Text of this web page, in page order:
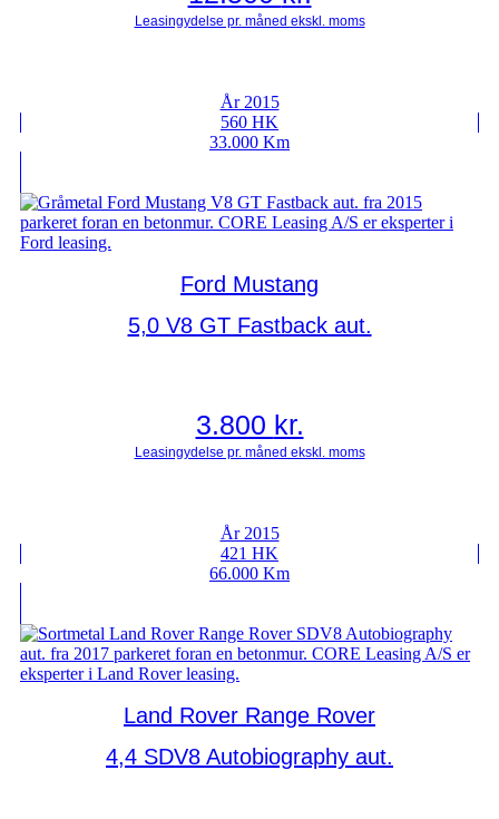
År 2015
560 HK
33.000 Km
Ford Mustang
5,0 V8 GT Fastback aut.
3.800 kr.
År 2015
421 HK
66.000 Km
Land Rover Range Rover
4,4 SDV8 Autobiography aut.